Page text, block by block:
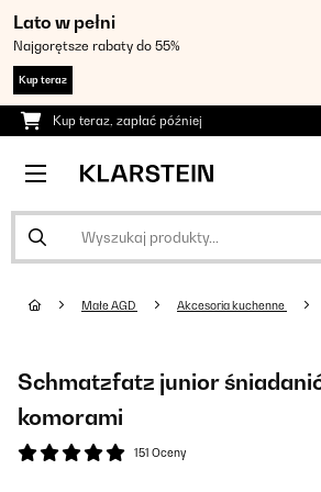
Lato w pełni
Najgorętsze rabaty do 55%
Kup teraz
Kup teraz, zapłać później
Małe AGD Akcesoria kuchenne
Schmatzfatz junior
komorami
151 Oceny